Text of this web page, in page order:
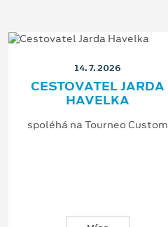
14. 7. 2026
CESTOVATEL JARDA
HAVELKA
spoléhá na Tourneo Custom